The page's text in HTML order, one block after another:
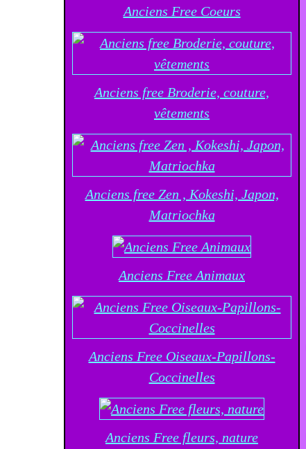
Anciens Free Coeurs
Anciens free Broderie, couture,
vêtements
Anciens free Zen , Kokeshi, Japon,
Matriochka
Anciens Free Animaux
Anciens Free Oiseaux-Papillons-
Coccinelles
Anciens Free fleurs, nature